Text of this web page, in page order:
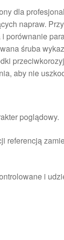
dla
napraw.
porównanie
śruba
aby nie
poglądowy.
referencją
i